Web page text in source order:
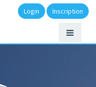
Login Inscription